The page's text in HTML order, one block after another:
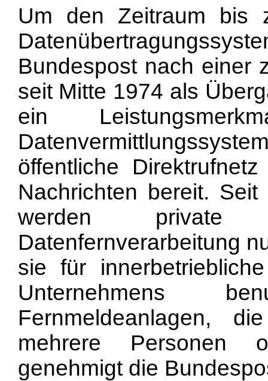
Um den Zeitraum bis
Bundespost nach einer
seit Mitte 1974 als
ein
öffentliche
Nachrichten bereit.
werden private
Datenfernverarbeitung
sie für
Unternehmens
Fernmeldeanlagen,
mehrere Personen
genehmigt die